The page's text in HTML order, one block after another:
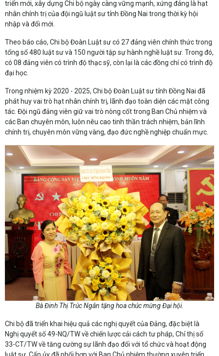
triển mới, xây dựng Chi bộ ngày càng vững mạnh, xứng đáng là hạt
nhân chính trị của đội ngũ luật sư tỉnh Đồng Nai trong thời kỳ hội
nhập và đổi mới.
Theo báo cáo, Chi bộ Đoàn Luật sư có 27 đảng viên chính thức trong
tổng số 480 luật sư và 150 người tập sự hành nghề luật sư. Trong đó,
có 08 đảng viên có trình độ thạc sỹ, còn lại là các đồng chí có trình độ
đại học.
Trong nhiệm kỳ 2020 - 2025, Chi bộ Đoàn Luật sư tỉnh Đồng Nai đã
phát huy vai trò hạt nhân chính trị, lãnh đạo toàn diện các mặt công
tác. Đội ngũ đảng viên giữ vai trò nòng cốt trong Ban Chủ nhiệm và
các Ban chuyên môn, luôn nêu cao tinh thần trách nhiệm, bản lĩnh
chính trị, chuyên môn vững vàng, đạo đức nghề nghiệp chuẩn mực.
Bà Đinh Thị Trúc Ngân tặng hoa chúc mừng Đại hội.
Chi bộ đã triển khai hiệu quả các nghị quyết của Đảng, đặc biệt là
Nghị quyết số 49-NQ/TW về chiến lược cải cách tư pháp, Chỉ thị số
33-CT/TW về tăng cường sự lãnh đạo đối với tổ chức và hoạt động